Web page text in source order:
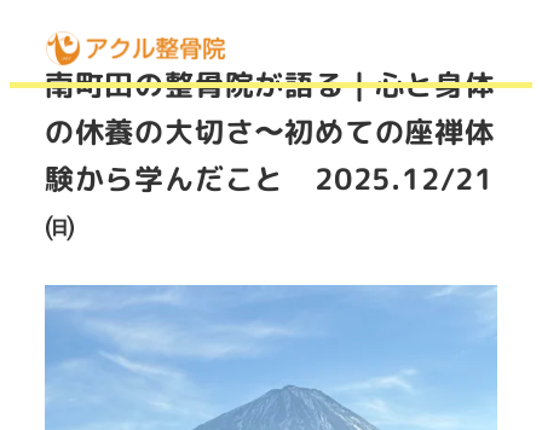
南町田の整骨院が語る｜心と身体
の休養の大切さ〜初めての座禅体
験から学んだこと 2025.12/21
㈰